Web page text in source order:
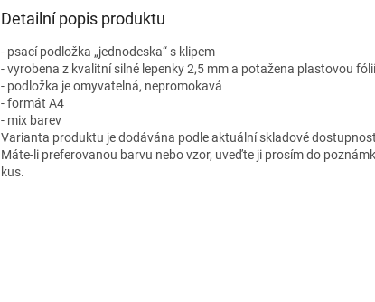
Detailní popis produktu
- psací podložka „jednodeska“ s klipem
- vyrobena z kvalitní silné lepenky 2,5 mm a potažena plastovou
- podložka je omyvatelná, nepromokavá
- formát A4
- mix barev
Varianta produktu je dodávána podle aktuální skladové
Máte-li preferovanou barvu nebo vzor, uveďte ji prosím do
kus.